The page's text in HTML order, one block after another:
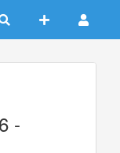
-